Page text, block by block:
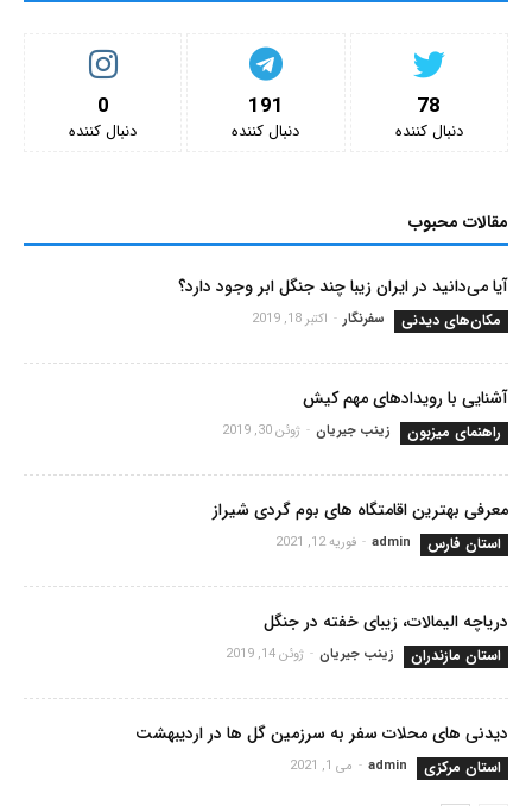
0
دنبال کننده‌
191
دنبال کننده‌
78
دنبال کننده‌
مقالات محبوب
آیا می‌دانید در ایران زیبا چند جنگل ابر وجود دارد؟
مکان‌های دیدنی سفرنگار - اکتبر 18, 2019
آشنایی با رویدادهای مهم کیش
راهنمای میزبون زینب جیریان - ژوئن 30, 2019
معرفی بهترین اقامتگاه های بوم گردی شیراز
استان فارس admin
- فوریه 12, 2021
دریاچه الیمالات، زیبای خفته در جنگل
استان مازندران زینب جیریان - ژوئن 14, 2019
دیدنی های محلات سفر به سرزمین گل ها در اردیبهشت
استان مرکزی admin
- می 1, 2021